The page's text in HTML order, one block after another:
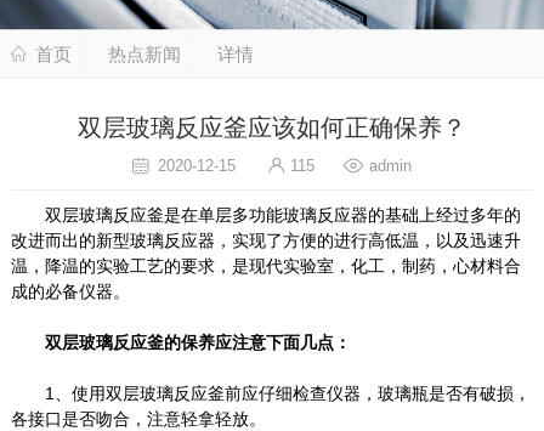
首页 热点新闻 详情
双层玻璃反应釜应该如何正确保养？
2020-12-15 115 admin
双层玻璃反应釜是在单层多功能玻璃反应器的基础上经过多年的
改进而出的新型玻璃反应器，实现了方便的进行高低温，以及迅速升
温，降温的实验工艺的要求，是现代实验室，化工，制药，心材料合
成的必备仪器。
双层玻璃反应釜的保养应注意下面几点：
1、使用双层玻璃反应釜前应仔细检查仪器，玻璃瓶是否有破损，
各接口是否吻合，注意轻拿轻放。